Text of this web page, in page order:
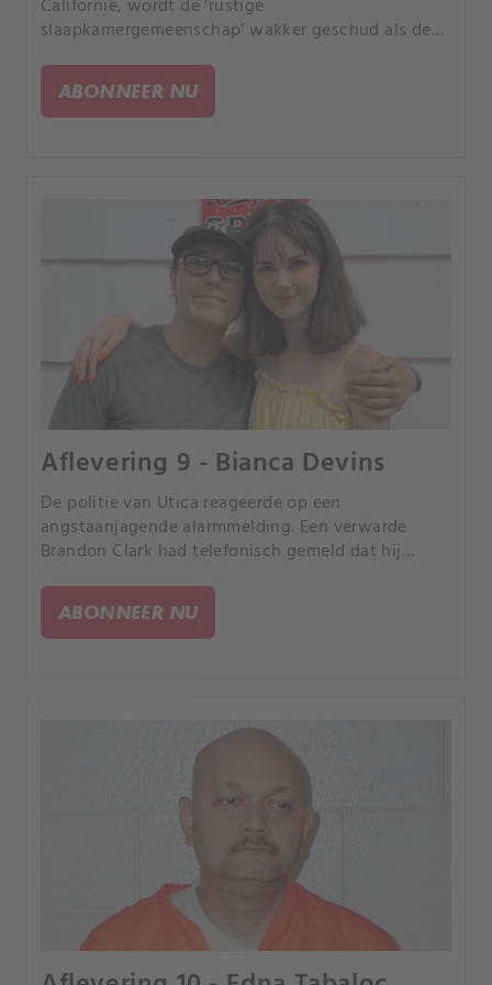
Californië, wordt de ‘rustige
slaapkamergemeenschap’ wakker geschud als de
verdwijnt. Op 9 oktober 2005 ontmoet ze haar ex-
vriend, Gustavo Valencia.
ABONNEER NU
Aflevering 9 - Bianca Devins
De politie van Utica reageerde op een
angstaanjagende alarmmelding. Een verwarde
Brandon Clark had telefonisch gemeld dat hij
Bianca Devins had vermoord, die in z’n auto lag,
beweerde hij.
ABONNEER NU